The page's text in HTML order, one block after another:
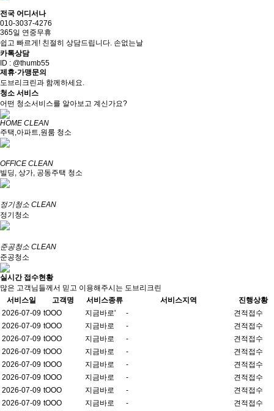
전국 어디서나
010-3037-4276
365일 연중무휴
쉽고 빠르게! 친절히 상담드립니다. 손없는날
카톡상담
ID : @thumb55
제휴·가맹문의
도브리크린과 함께하세요.
청소 서비스
어떤 청소서비스를 알아보고 계신가요?
HOME CLEAN
주택,아파트,원룸 청소
OFFICE CLEAN
빌딩, 상가, 공동주택 청소
정기청소 CLEAN
정기청소
준공청소 CLEAN
준공청소
실시간 접수현황
많은 고객님들께서 믿고 이용해주시는 도브리크린
서비스일
고객명 서비스종류 서비스지역
진행상황
2026-07-09 tOOO 지금바로' -
견적접수
2026-07-09 tOOO 지금바로 -
견적접수
2026-07-09 tOOO 지금바로 -
견적접수
2026-07-09 tOOO 지금바로 -
견적접수
2026-07-09 tOOO 지금바로 -
견적접수
2026-07-09 tOOO 지금바로 -
견적접수
2026-07-09 tOOO 지금바로 -
견적접수
2026-07-09 tOOO 지금바로 -
견적접수